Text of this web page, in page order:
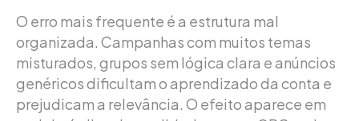
O erro mais frequente é a estrutura mal
organizada. Campanhas com muitos temas
misturados, grupos sem lógica clara e anúncios
genéricos dificultam o aprendizado da conta e
prejudicam a relevância. O efeito aparece em